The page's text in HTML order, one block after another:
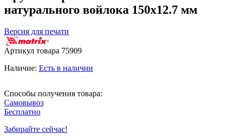
натурального войлока 150х12.7 мм
Версия для печати
Артикул товара 75909
Наличие: Есть в наличии
Способы получения товара:
Самовывоз
Бесплатно
Забирайте сейчас!